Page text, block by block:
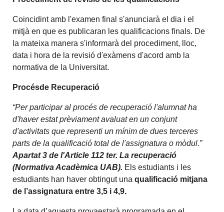
Coincidint amb l'examen final s'anunciarà el dia i el
mitjà en que es publicaran les qualificacions finals. De
la mateixa manera s'informarà del procediment, lloc,
data i hora de la revisió d'exàmens d'acord amb la
normativa de la Universitat.
Procésde Recuperació
“Per participar al procés de recuperació l'alumnat ha
d'haver estat prèviament avaluat en un conjunt
d'activitats que representi un mínim de dues terceres
parts de la qualificació total de l'assignatura o mòdul.”
Apartat 3 de l'Article 112 ter. La recuperació
(Normativa Acadèmica UAB). Els estudiants i les
estudiants han haver obtingut unaqualificació mitjana
de l’assignatura entre 3,5 i 4,9.